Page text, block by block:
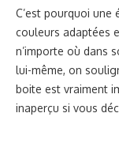
C’est pourquoi une
couleurs adaptées
n’importe où dans
lui-même, on
boite est vraiment
inaperçu si vous